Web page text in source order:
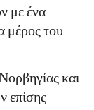
με ένα
μέρος του
και
επίσης